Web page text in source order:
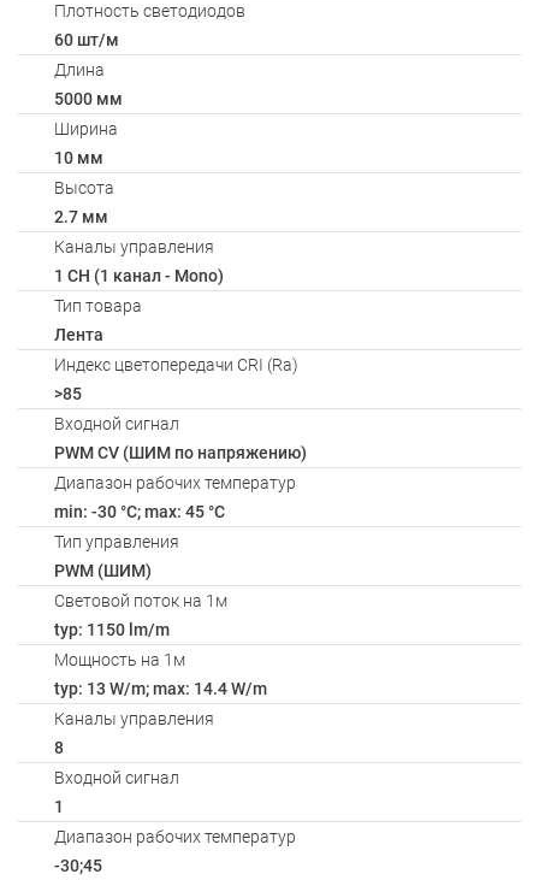
Плотность светодиодов
60 шт/м
Длина
5000 мм
Ширина
10 мм
Высота
2.7 мм
Каналы управления
1 CH (1 канал - Mono)
Тип товара
Лента
Индекс цветопередачи CRI (Ra)
>85
Входной сигнал
PWM СV (ШИМ по напряжению)
Диапазон рабочих температур
min: -30 °C; max: 45 °C
Тип управления
PWM (ШИМ)
Световой поток на 1м
typ: 1150 lm/m
Мощность на 1м
typ: 13 W/m; max: 14.4 W/m
Каналы управления
8
Входной сигнал
1
Диапазон рабочих температур
-30;45